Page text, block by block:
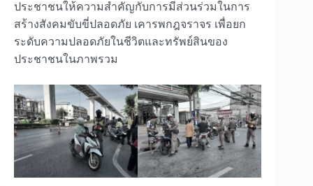
ประชาชนให้ความสำคัญกับการมีส่วนร่วมในการ
สร้างสังคมขับขี่ปลอดภัย เคารพกฎจราจร เพื่อยก
ระดับความปลอดภัยในชีวิตและทรัพย์สินของ
ประชาชนในภาพรวม